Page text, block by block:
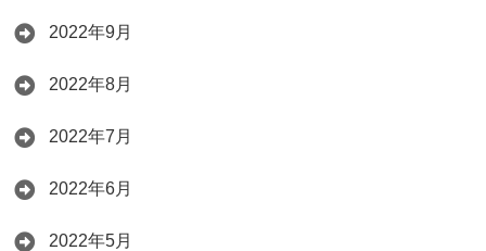
2022年9月
2022年8月
2022年7月
2022年6月
2022年5月